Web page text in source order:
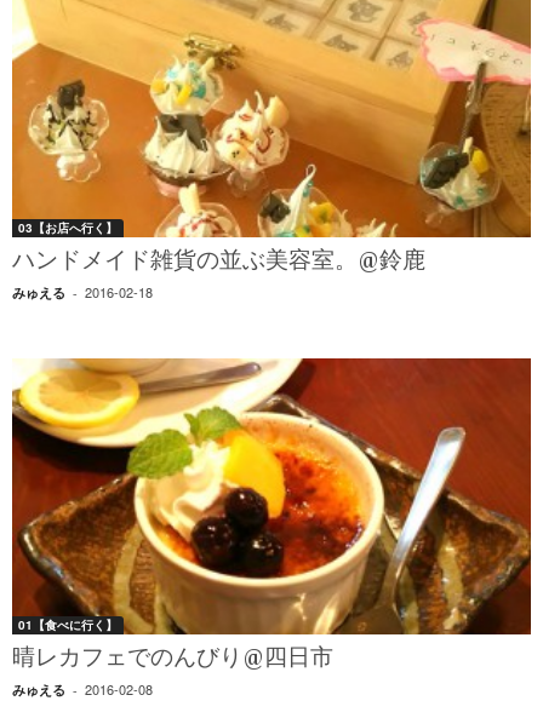
03【お店へ行く】
ハンドメイド雑貨の並ぶ美容室。@鈴鹿
みゅえる - 2016-02-18
01【食べに行く】
晴レカフェでのんびり@四日市
みゅえる - 2016-02-08